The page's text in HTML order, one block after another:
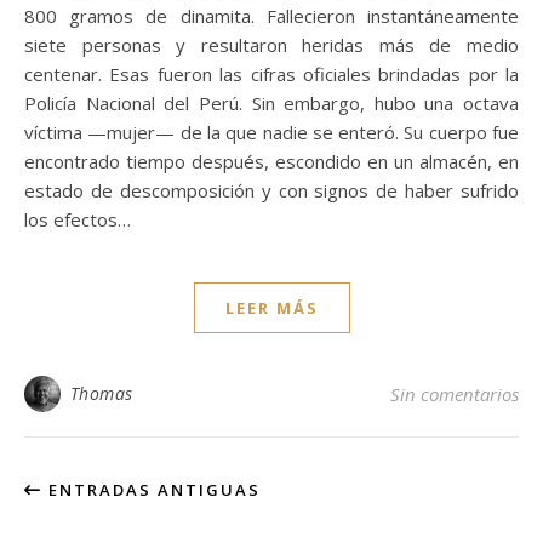
800 gramos de dinamita. Fallecieron instantáneamente
siete personas y resultaron heridas más de medio
centenar. Esas fueron las cifras oficiales brindadas por la
Policía Nacional del Perú. Sin embargo, hubo una octava
víctima —mujer— de la que nadie se enteró. Su cuerpo fue
encontrado tiempo después, escondido en un almacén, en
estado de descomposición y con signos de haber sufrido
los efectos…
LEER MÁS
Thomas Sin comentarios
ENTRADAS ANTIGUAS